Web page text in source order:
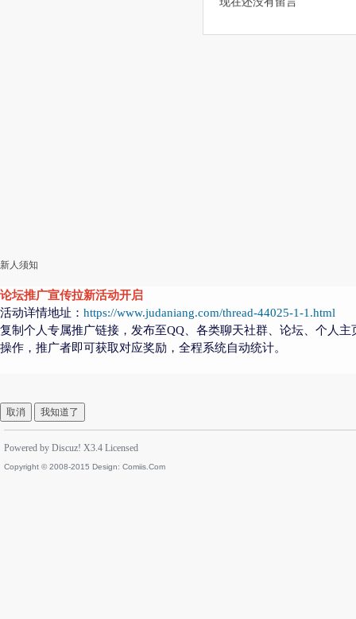
新人须知
论坛推广宣传拉新活动开启
活动详情地址： https://www.judaniang.com/thread-44025-1-1.html
复制个人专属推广链接，发布至QQ、各类聊天社群、论坛、个人
操作，推广者即可获取对应奖励，全程系统自动统计。
取消 我知道了
Powered by Discuz! X3.4 Licensed
Copyright © 2008-2015 Design: Comiis.Com